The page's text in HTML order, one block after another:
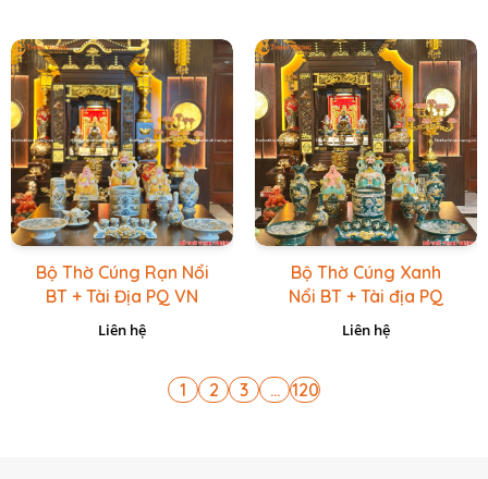
Bộ Thờ Cúng Rạn Nổi
BT + Tài Địa PQ VN
Vàng Caro
Liên hệ
Bộ Thờ Cúng Xanh
Nổi BT + Tài địa PQ
VN Xanh Lục
Liên hệ
1 2 3 ... 120